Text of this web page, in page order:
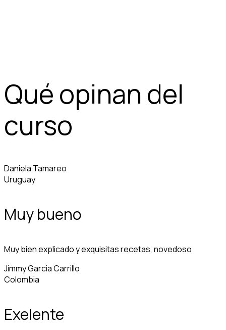
Qué opinan del
curso
Daniela Tamareo
Uruguay
Muy bueno
Muy bien explicado y exquisitas recetas, novedoso
Jimmy Garcia Carrillo
Colombia
Exelente